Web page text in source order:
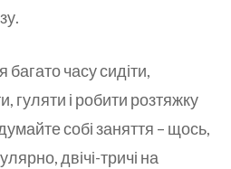
часу сидіти,
гуляти і робити розтяжку
собі заняття – щось,
двічі-тричі на